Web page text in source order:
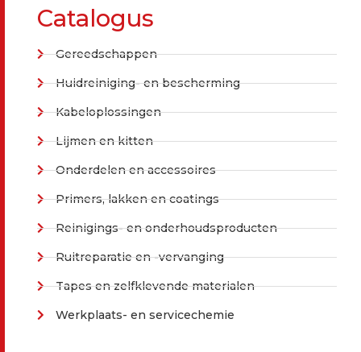
Catalogus
Gereedschappen
Huidreiniging- en bescherming
Kabeloplossingen
Lijmen en kitten
Onderdelen en accessoires
Primers, lakken en coatings
Reinigings- en onderhoudsproducten
Ruitreparatie en -vervanging
Tapes en zelfklevende materialen
Werkplaats- en servicechemie